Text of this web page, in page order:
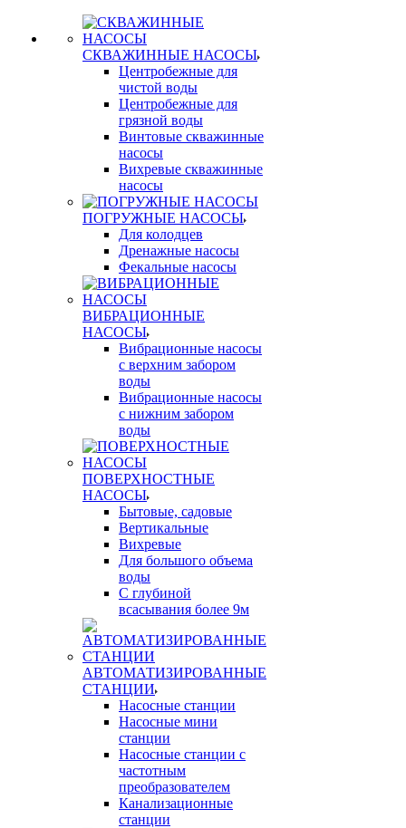
СКВАЖИННЫЕ НАСОСЫ
Центробежные для
чистой воды
Центробежные для
грязной воды
Винтовые скважинные
насосы
Вихревые скважинные
насосы
ПОГРУЖНЫЕ НАСОСЫ
Для колодцев
Дренажные насосы
Фекальные насосы
ВИБРАЦИОННЫЕ
НАСОСЫ
Вибрационные насосы
с верхним забором
воды
Вибрационные насосы
с нижним забором
воды
ПОВЕРХНОСТНЫЕ
НАСОСЫ
Бытовые, садовые
Вертикальные
Вихревые
Для большого объема
воды
С глубиной
всасывания более 9м
АВТОМАТИЗИРОВАННЫЕ
СТАНЦИИ
Насосные станции
Насосные мини
станции
Насосные станции с
частотным
преобразователем
Канализационные
станции